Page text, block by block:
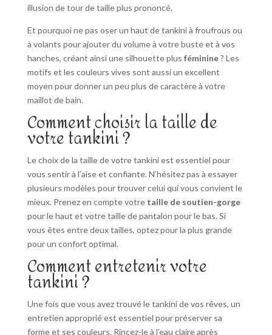
illusion de tour de taille plus prononcé.
Et pourquoi ne pas oser un haut de tankini à froufrous ou
à volants pour ajouter du volume à votre buste et à vos
hanches, créant ainsi une silhouette plus féminine? Les
motifs et les couleurs vives sont aussi un excellent
moyen pour donner un peu plus de caractère à votre
maillot de bain.
Comment choisir la taille de
votre tankini ?
Le choix de la taille de votre tankini est essentiel pour
vous sentir à l’aise et confiante. N’hésitez pas à essayer
plusieurs modèles pour trouver celui qui vous convient le
mieux. Prenez en compte votre taille de soutien-gorge
pour le haut et votre taille de pantalon pour le bas. Si
vous êtes entre deux tailles, optez pour la plus grande
pour un confort optimal.
Comment entretenir votre
tankini ?
Une fois que vous avez trouvé le tankini de vos rêves, un
entretien approprié est essentiel pour préserver sa
forme et ses couleurs. Rincez-le à l’eau claire après